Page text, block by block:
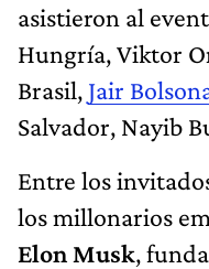
asistieron al
Hungría, Viktor
Brasil, Jair
Salvador, Nayib
Entre los
los millonarios
Elon Musk,